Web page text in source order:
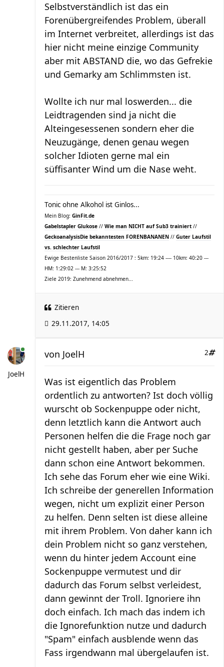
Selbstverständlich ist das ein
Forenübergreifendes Problem, überall
im Internet verbreitet, allerdings ist das
hier nicht meine einzige Community
aber mit ABSTAND die, wo das Gefrekie
und Gemarky am Schlimmsten ist.
Wollte ich nur mal loswerden... die
Leidtragenden sind ja nicht die
Alteingesessenen sondern eher die
Neuzugänge, denen genau wegen
solcher Idioten gerne mal ein
süffisanter Wind um die Nase weht.
Tonic ohne Alkohol ist Ginlos...
Mein Blog: GinFit.de
Gabelstapler Glukose // Wie man NICHT auf Sub3 trainiert //
GeckoanalysisDie bekanntesten FORENBANANEN // Guter Laufstil
vs. schlechter Laufstil
Ewige Bestenliste Saison 2016/2017 : 5km: 19:24 ---- 10km: 40:20 ---
HM: 1:29:02 --- M: 3:25:52
Ziele 2019: Zunehmend abnehmen...
Zitieren
29.11.2017, 14:05
JoelH
2
von JoelH
Was ist eigentlich das Problem
ordentlich zu antworten? Ist doch völlig
wurscht ob Sockenpuppe oder nicht,
denn letztlich kann die Antwort auch
Personen helfen die die Frage noch gar
nicht gestellt haben, aber per Suche
dann schon eine Antwort bekommen.
Ich sehe das Forum eher wie eine Wiki.
Ich schreibe der generellen Information
wegen, nicht um explizit einer Person
zu helfen. Denn selten ist diese alleine
mit ihrem Problem. Von daher kann ich
dein Problem nicht so ganz verstehen,
wenn du hinter jedem Account eine
Sockenpuppe vermutest und dir
dadurch das Forum selbst verleidest,
dann gewinnt der Troll. Ignoriere ihn
doch einfach. Ich mach das indem ich
die Ignorefunktion nutze und dadurch
"Spam" einfach ausblende wenn das
Fass irgendwann mal übergelaufen ist.